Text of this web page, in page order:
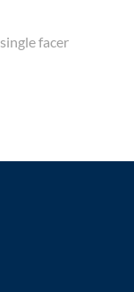
single facer